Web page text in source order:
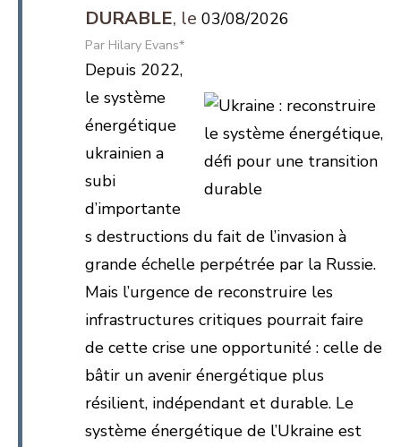
DURABLE
03/08/2026
Hilary Evans*
Depuis 2022,
le système
énergétique
ukrainien a
subi
d’importante
s destructions du fait de l’invasion à
grande échelle perpétrée par la Russie.
Mais l’urgence de reconstruire les
infrastructures critiques pourrait faire
de cette crise une opportunité : celle de
bâtir un avenir énergétique plus
résilient, indépendant et durable. Le
système énergétique de l’Ukraine est